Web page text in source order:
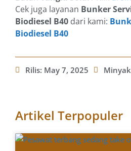
Cek juga layanan Bunker
Biodiesel B40 dari kami:
Biodiesel B40
Rilis: May 7, 2025
Artikel Terpopuler